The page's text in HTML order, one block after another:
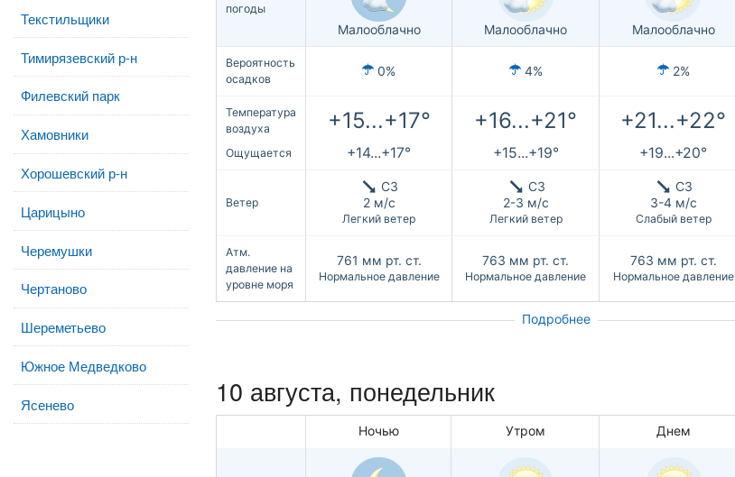
Текстильщики
Тимирязевский р-н
Филевский парк
Хамовники
Хорошевский р-н
Царицыно
Черемушки
Чертаново
Шереметьево
Южное Медведково
Ясенево
погоды
Малооблачно Малооблачно Малооблачно
Вероятность
осадков
0% 4% 2%
Температура
воздуха
+15...+17° +16...+21° +21...+22°
Ощущается +14...+17° +15...+19° +19...+20°
Ветер
СЗ
2 м/с
Легкий ветер
СЗ
2-3 м/с
Легкий ветер
СЗ
3-4 м/с
Слабый ветер
Атм.
давление на
уровне моря
761 мм рт. ст.
Нормальное давление
763 мм рт. ст.
Нормальное давление
763 мм рт. ст.
Нормальное давление
Подробнее
10 августа, понедельник
Ночью Утром Днем